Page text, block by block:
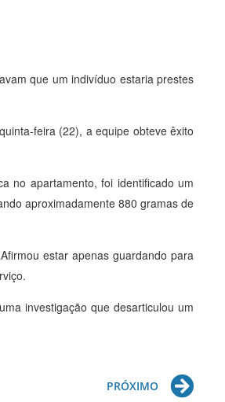
que um indivíduo estaria prestes
feira (22), a equipe obteve êxito
no apartamento, foi identificado um
aproximadamente 880 gramas de
estar apenas guardando para
investigação que desarticulou um
PRÓXIMO Next